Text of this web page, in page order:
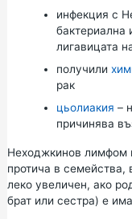
инфекция с
бактериална
лигавицата
получили
рак
цьолиакия –
причинява
Неходжкинов лимфом
протича в
леко увеличен, ако
брат или сестра) е